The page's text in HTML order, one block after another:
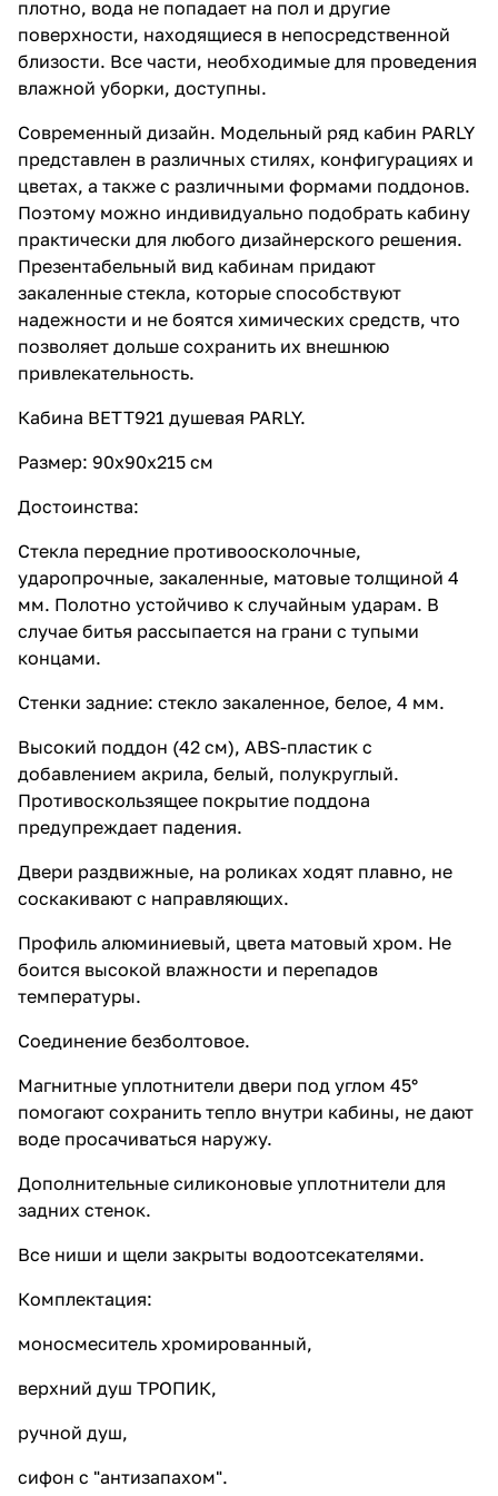
плотно, вода не попадает на пол и другие
поверхности, находящиеся в непосредственной
близости. Все части, необходимые для проведения
влажной уборки, доступны.
Современный дизайн. Модельный ряд кабин PARLY
представлен в различных стилях, конфигурациях и
цветах, а также с различными формами поддонов.
Поэтому можно индивидуально подобрать кабину
практически для любого дизайнерского решения.
Презентабельный вид кабинам придают
закаленные стекла, которые способствуют
надежности и не боятся химических средств, что
позволяет дольше сохранить их внешнюю
привлекательность.
Кабина BETT921 душевая PARLY.
Размер: 90х90х215 см
Достоинства:
Стекла передние противоосколочные,
ударопрочные, закаленные, матовые толщиной 4
мм. Полотно устойчиво к случайным ударам. В
случае битья рассыпается на грани с тупыми
концами.
Стенки задние: стекло закаленное, белое, 4 мм.
Высокий поддон (42 см), ABS-пластик с
добавлением акрила, белый, полукруглый.
Противоскользящее покрытие поддона
предупреждает падения.
Двери раздвижные, на роликах ходят плавно, не
соскакивают с направляющих.
Профиль алюминиевый, цвета матовый хром. Не
боится высокой влажности и перепадов
температуры.
Соединение безболтовое.
Магнитные уплотнители двери под углом 45°
помогают сохранить тепло внутри кабины, не дают
воде просачиваться наружу.
Дополнительные силиконовые уплотнители для
задних стенок.
Все ниши и щели закрыты водоотсекателями.
Комплектация:
моносмеситель хромированный,
верхний душ ТРОПИК,
ручной душ,
сифон с "антизапахом".